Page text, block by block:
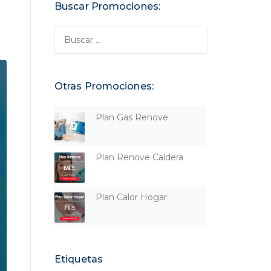
Buscar Promociones:
Otras Promociones:
Plan Gas Renove
Plan Renove Caldera
Plan Calor Hogar
Etiquetas